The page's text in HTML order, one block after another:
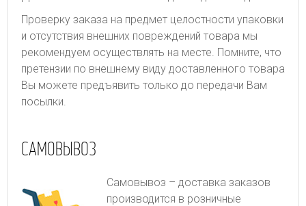
Проверку заказа на предмет целостности упаковки
и отсутствия внешних повреждений товара мы
рекомендуем осуществлять на месте. Помните, что
претензии по внешнему виду доставленного товара
Вы можете предъявить только до передачи Вам
посылки.
САМОВЫВОЗ
Самовывоз – доставка заказов
производится в розничные